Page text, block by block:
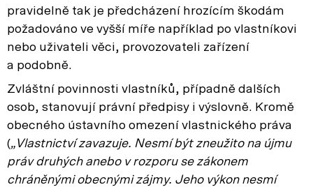
pravidelně tak je předcházení hrozícím škodám
požadováno ve vyšší míře například po vlastníkovi
nebo uživateli věci, provozovateli zařízení
a podobně.
Zvláštní povinnosti vlastníků, případně dalších
osob, stanovují právní předpisy i výslovně. Kromě
obecného ústavního omezení vlastnického práva
(„Vlastnictví zavazuje. Nesmí být zneužito na újmu
práv druhých anebo v rozporu se zákonem
chráněnými obecnými zájmy. Jeho výkon nesmí